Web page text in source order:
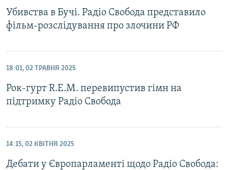
Убивства в Бучі. Радіо Свобода представило
фільм-розслідування про злочини РФ
18:01, 02 ТРАВНЯ 2025
Рок-гурт R.E.M. перевипустив гімн на
підтримку Радіо Свобода
14:15, 02 КВІТНЯ 2025
Дебати у Європарламенті щодо Радіо Свобода: